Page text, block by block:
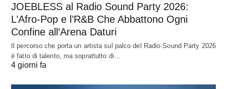
JOEBLESS al Radio Sound Party 2026:
L’Afro-Pop e l’R&B Che Abbattono Ogni
Confine all’Arena Daturi
Il percorso che porta un artista sul palco del Radio Sound Party 2026
è fatto di talento, ma soprattutto di…
4 giorni fa